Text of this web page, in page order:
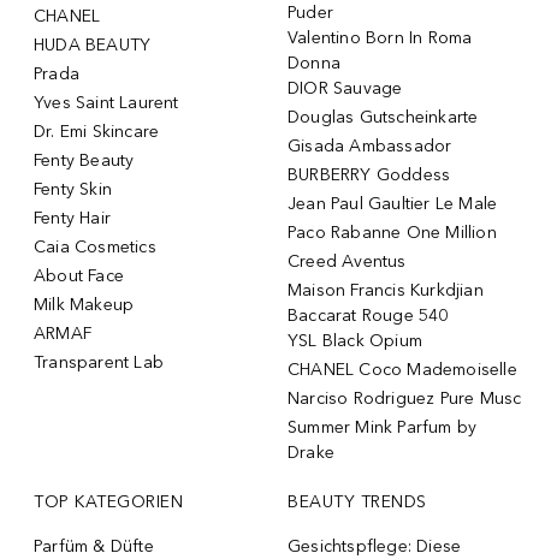
CHANEL
HUDA BEAUTY
Prada
Yves Saint Laurent
Dr. Emi Skincare
Fenty Beauty
Fenty Skin
Fenty Hair
Caia Cosmetics
About Face
Milk Makeup
ARMAF
Transparent Lab
Puder
Valentino Born In Roma
Donna
DIOR Sauvage
Douglas Gutscheinkarte
Gisada Ambassador
BURBERRY Goddess
Jean Paul Gaultier Le Male
Paco Rabanne One Million
Creed Aventus
Maison Francis Kurkdjian
Baccarat Rouge 540
YSL Black Opium
CHANEL Coco Mademoiselle
Narciso Rodriguez Pure Musc
Summer Mink Parfum by
Drake
TOP KATEGORIEN
Parfüm & Düfte
BEAUTY TRENDS
Gesichtspflege: Diese